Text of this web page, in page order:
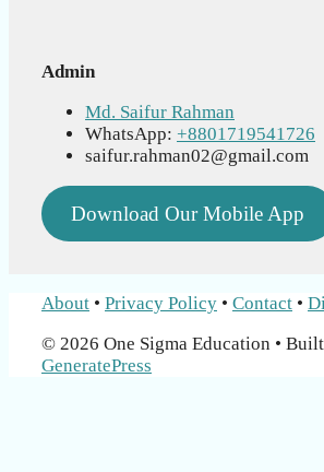
Admin
Md. Saifur Rahman
WhatsApp: +8801719541726
saifur.rahman02@gmail.com
Download Our Mobile App
About • Privacy Policy • Contact •
© 2026 One Sigma Education •
GeneratePress